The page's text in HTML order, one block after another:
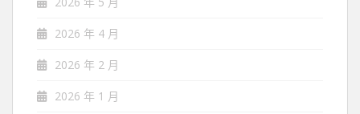
2026 年 4 月
2026 年 2 月
2026 年 1 月